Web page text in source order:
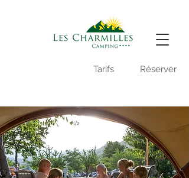
Tarifs Réserver